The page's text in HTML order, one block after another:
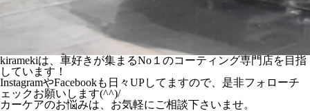
kiramekiは、車好きが集まるNo１のコーティング専門店を目指
しています！
InstagramやFacebookも日々UPしてますので、是非フォローチ
ェックお願いします(^^)/
カーケアのお悩みは、お気軽にご相談下さいませ。